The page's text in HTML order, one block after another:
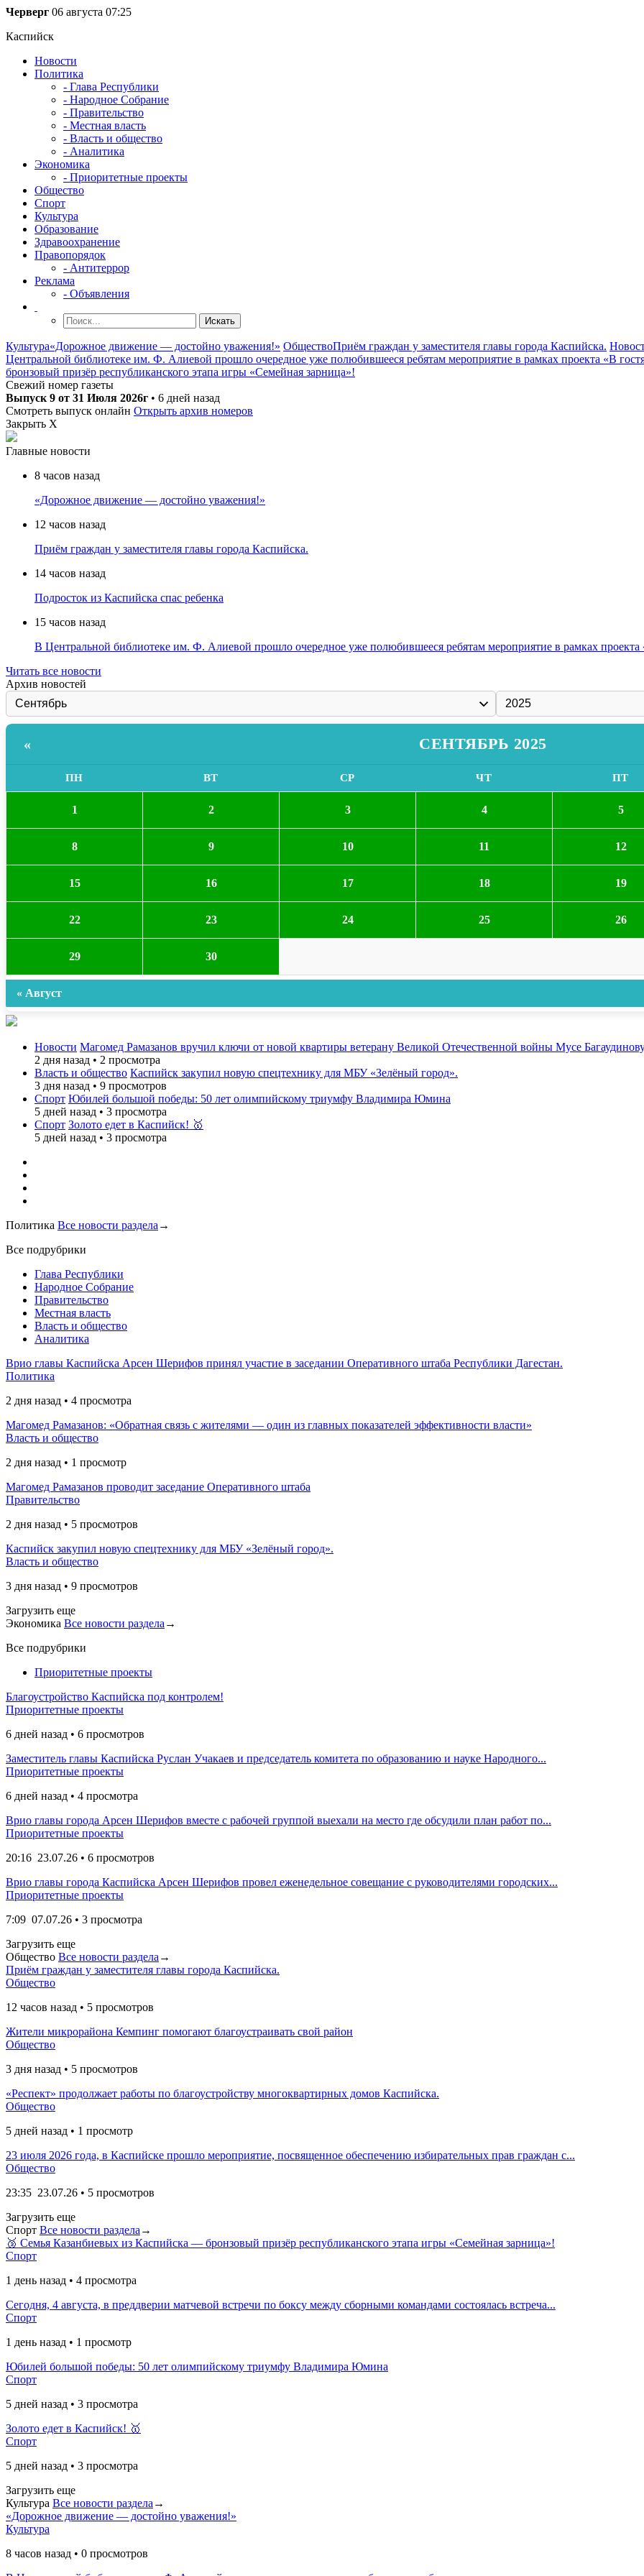
Черверг 06 августа 07:25
Каспийск
Новости
Политика
- Глава Республики
- Народное Собрание
- Правительство
- Местная власть
- Власть и общество
- Аналитика
Экономика
- Приоритетные проекты
Общество
Спорт
Культура
Образование
Здравоохранение
Правопорядок
- Антитеррор
Реклама
- Объявления
Культура«Дорожное движение — достойно уважения!» ОбществоПриём граждан у заместителя главы города Каспийска.
Центральной библиотеке им. Ф. Алиевой прошло очередное уже полюбившееся ребятам мероприятие в рамках проекта «В
бронзовый призёр республиканского этапа игры «Семейная зарница»!
Свежий номер газеты
Выпуск 9 от 31 Июля 2026г • 6 дней назад
Смотреть выпуск онлайн Открыть архив номеров
Закрыть X
Главные новости
8 часов назад
«Дорожное движение — достойно уважения!»
12 часов назад
Приём граждан у заместителя главы города Каспийска.
14 часов назад
Подросток из Каспийска спас ребенка
15 часов назад
В Центральной библиотеке им. Ф. Алиевой прошло очередное уже полюбившееся ребятам мероприятие в рамках проекта
Читать все новости
Архив новостей
« СЕНТЯБРЬ 2025
ПН ВТ СР ЧТ ПТ
1 2 3 4 5
8 9 10 11 12
15 16 17 18 19
22 23 24 25 26
29 30
« Август
Новости Магомед Рамазанов вручил ключи от новой квартиры ветерану Великой Отечественной войны Мусе
2 дня назад • 2 просмотра
Власть и общество Каспийск закупил новую спецтехнику для МБУ «Зелёный город».
3 дня назад • 9 просмотров
Спорт Юбилей большой победы: 50 лет олимпийскому триумфу Владимира Юмина
5 дней назад • 3 просмотра
Спорт Золото едет в Каспийск! 🥇
5 дней назад • 3 просмотра
Политика Все новости раздела →
Все подрубрики
Глава Республики
Народное Собрание
Правительство
Местная власть
Власть и общество
Аналитика
Врио главы Каспийска Арсен Шерифов принял участие в заседании Оперативного штаба Республики Дагестан.
Политика
2 дня назад • 4 просмотра
Магомед Рамазанов: «Обратная связь с жителями — один из главных показателей эффективности власти»
Власть и общество
2 дня назад • 1 просмотр
Магомед Рамазанов проводит заседание Оперативного штаба
Правительство
2 дня назад • 5 просмотров
Каспийск закупил новую спецтехнику для МБУ «Зелёный город».
Власть и общество
3 дня назад • 9 просмотров
Загрузить еще
Экономика Все новости раздела →
Все подрубрики
Приоритетные проекты
Благоустройство Каспийска под контролем!
Приоритетные проекты
6 дней назад • 6 просмотров
Заместитель главы Каспийска Руслан Учакаев и председатель комитета по образованию и науке Народного...
Приоритетные проекты
6 дней назад • 4 просмотра
Врио главы города Арсен Шерифов вместе с рабочей группой выехали на место где обсудили план работ по...
Приоритетные проекты
20:16 23.07.26 • 6 просмотров
Врио главы города Каспийска Арсен Шерифов провел еженедельное совещание с руководителями городских...
Приоритетные проекты
7:09 07.07.26 • 3 просмотра
Загрузить еще
Общество Все новости раздела →
Приём граждан у заместителя главы города Каспийска.
Общество
12 часов назад • 5 просмотров
Жители микрорайона Кемпинг помогают благоустраивать свой район
Общество
3 дня назад • 5 просмотров
«Респект» продолжает работы по благоустройству многоквартирных домов Каспийска.
Общество
5 дней назад • 1 просмотр
23 июля 2026 года, в Каспийске прошло мероприятие, посвященное обеспечению избирательных прав граждан с...
Общество
23:35 23.07.26 • 5 просмотров
Загрузить еще
Спорт Все новости раздела →
🥉 Семья Казанбиевых из Каспийска — бронзовый призёр республиканского этапа игры «Семейная зарница»!
Спорт
1 день назад • 4 просмотра
Сегодня, 4 августа, в преддверии матчевой встречи по боксу между сборными командами состоялась встреча...
Спорт
1 день назад • 1 просмотр
Юбилей большой победы: 50 лет олимпийскому триумфу Владимира Юмина
Спорт
5 дней назад • 3 просмотра
Золото едет в Каспийск! 🥇
Спорт
5 дней назад • 3 просмотра
Загрузить еще
Культура Все новости раздела →
«Дорожное движение — достойно уважения!»
Культура
8 часов назад • 0 просмотров